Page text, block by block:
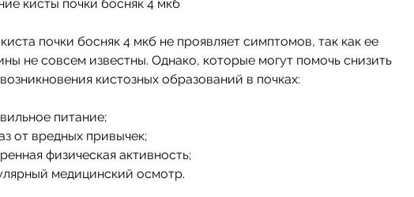
кисты почки босняк 4 мкб
почки босняк 4 мкб не проявляет симптомов, так как ее
не совсем известны. Однако, которые могут помочь снизить
кистозных образований в почках:
питание;
от вредных привычек;
физическая активность;
медицинский осмотр.